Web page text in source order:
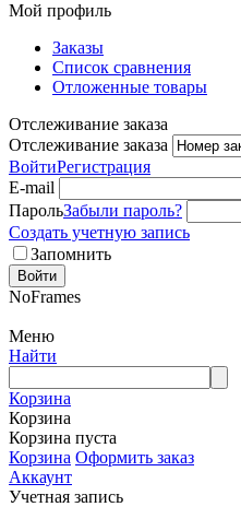
Мой профиль
Заказы
Список сравнения
Отложенные товары
Отслеживание заказа
Отслеживание заказа
ВойтиРегистрация
E-mail
ПарольЗабыли пароль?
Создать учетную запись
Запомнить
Войти
NoFrames
Меню
Найти
Корзина
Корзина
Корзина пуста
Корзина Оформить заказ
Аккаунт
Учетная запись